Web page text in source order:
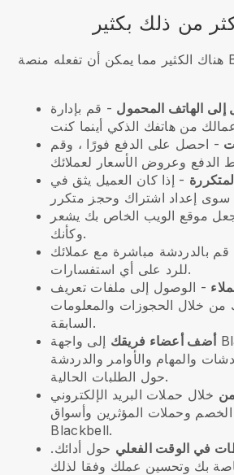
إلى الهاتف المحمول - قم بإدارة
- احصل على الدفع فورًا ، وقم
- إذا كان العميل يثق في
موقع الويب الخاص بك يشعر
وكأنك.
قم بالدردشة مباشرة مع عملائك
للرد على أي استفسارات.
- الوصول إلى ملفات تعريف
خلال الحجوزات والمعلومات
السابقة.
أضف أعضاء فريقك إلى واجهة Blackbell الخاصة بك
والمهام والأوامر والدردشة
حول الطلبات الحالية.
خلال حملات البريد الإلكتروني
الخصم وحملات المؤثرين وأسواق
Blackbell.
في الوقت الفعلي حول أدائك.